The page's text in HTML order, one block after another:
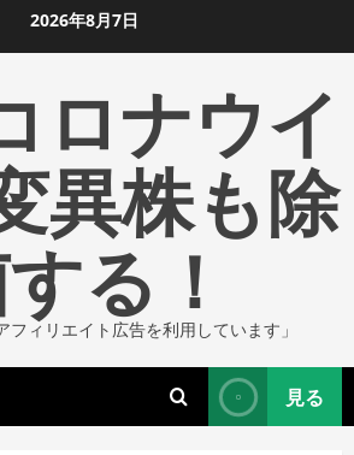
2026年8月7日
ロナウイ
異株も除
る！
フィリエイト広告を利用しています」
見る